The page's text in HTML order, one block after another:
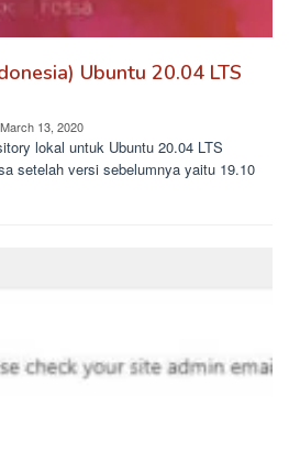
Ubuntu 20.04 LTS
March 13, 2020
lokal untuk Ubuntu 20.04 LTS
setelah versi sebelumnya yaitu 19.10